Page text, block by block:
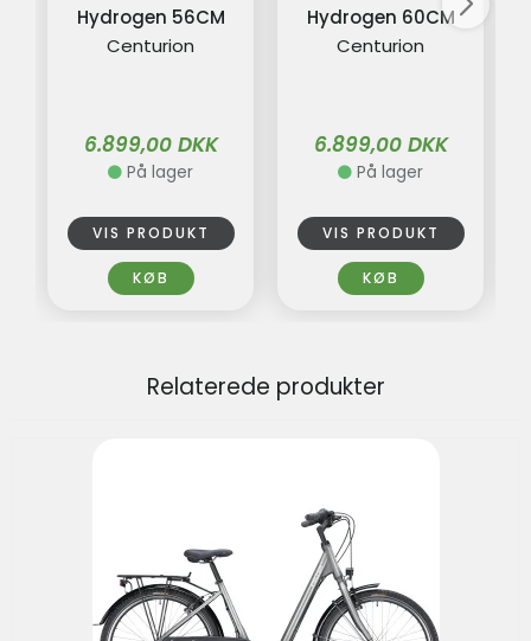
Hydrogen 56CM
Centurion
6.899,00 DKK
På lager
VIS PRODUKT
KØB
Hydrogen 60CM
Centurion
6.899,00 DKK
På lager
VIS PRODUKT
KØB
Relaterede produkter